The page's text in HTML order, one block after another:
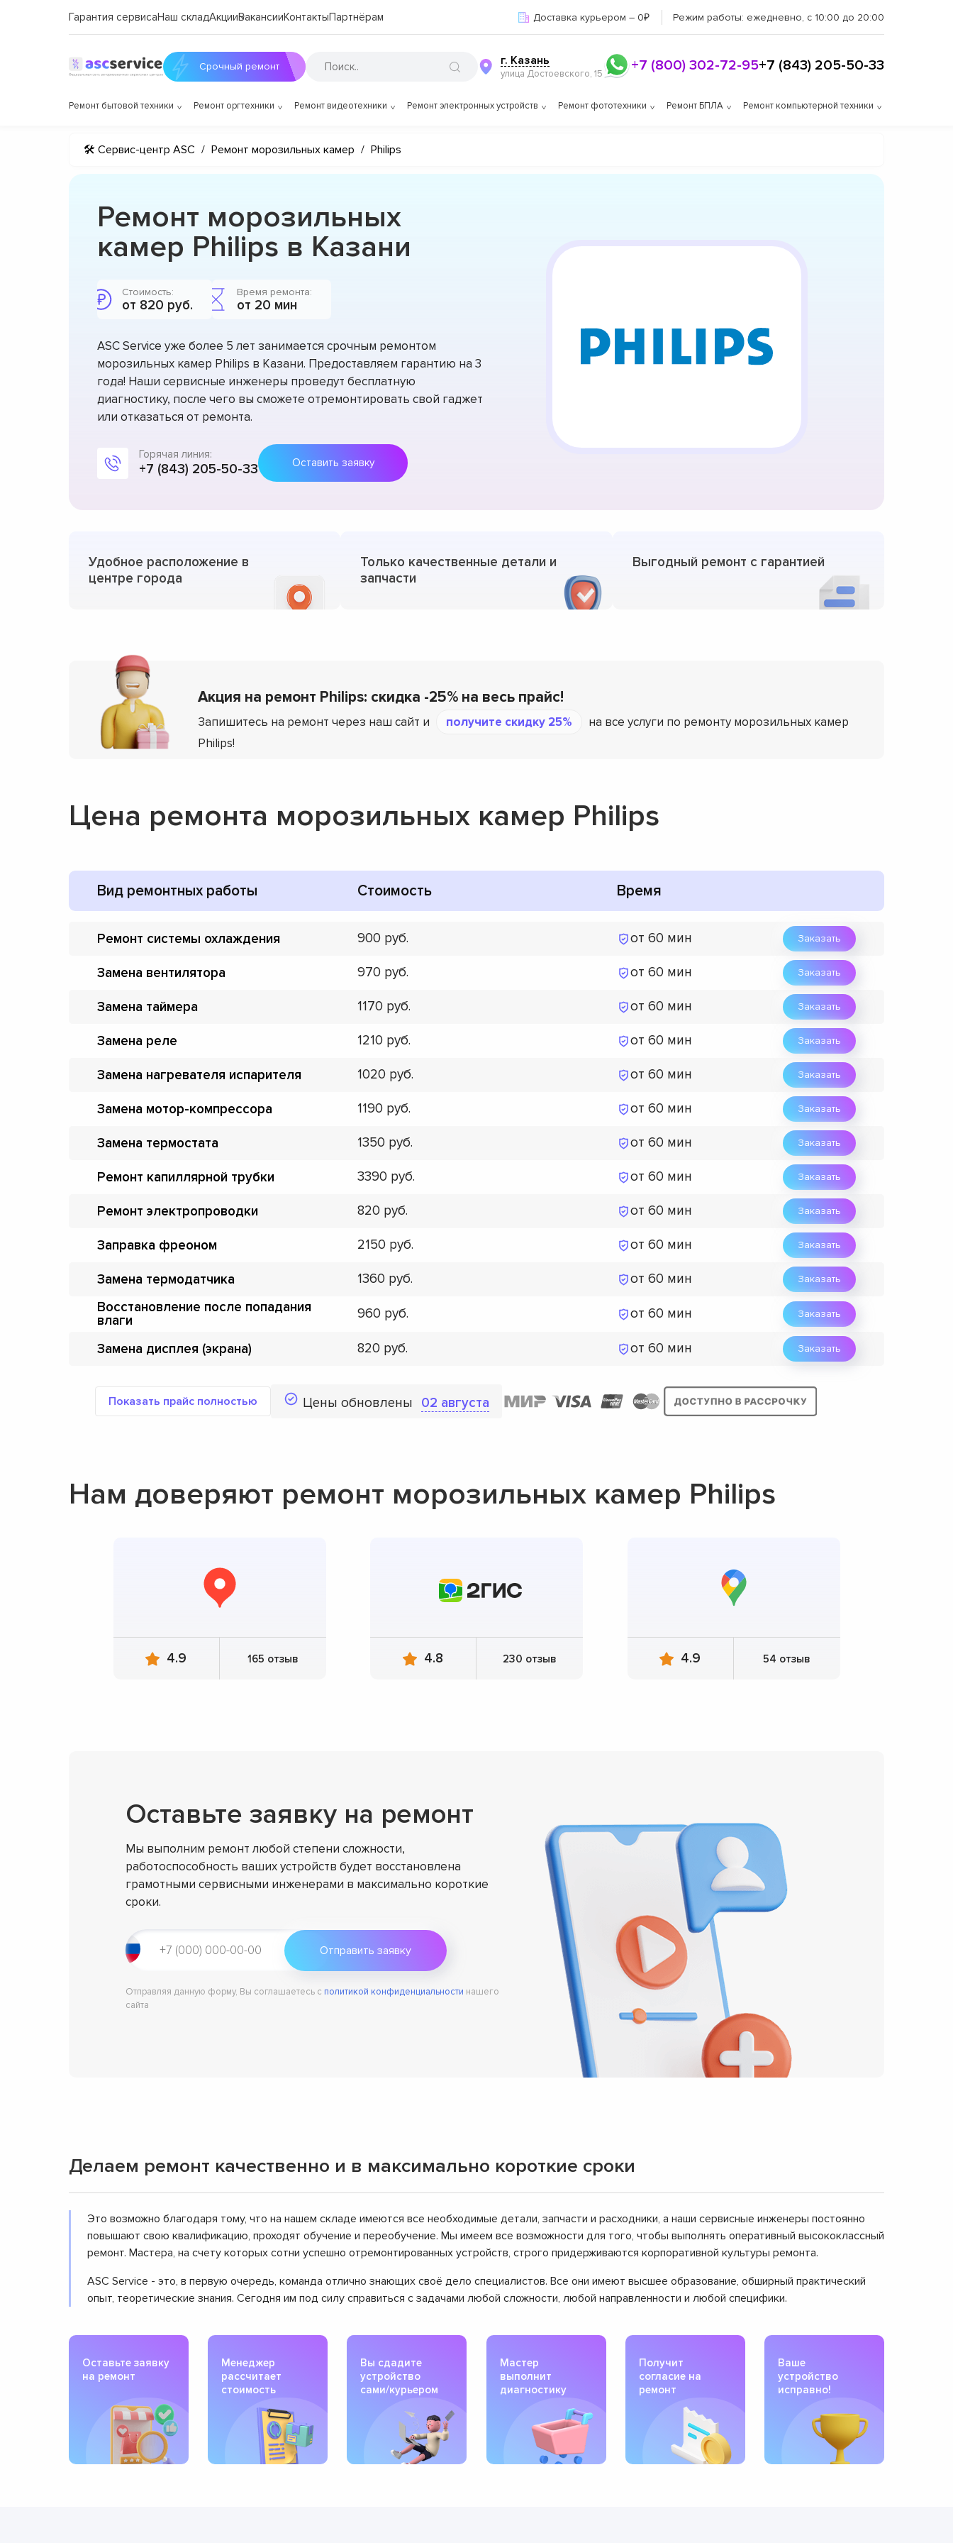
Гарантия сервисаНаш складАкцииВакансииКонтактыПартнёрам Доставка курьером – 0₽ Режим работы: ежедневно, с 10:00 до 20:00
Срочный ремонт г. Казань
улица Достоевского, 15 +7 (800) 302-72-95+7 (843) 205-50-33
Ремонт бытовой техники Ремонт оргтехники Ремонт видеотехники Ремонт электронных устройств Ремонт фототехники Ремонт БПЛА Ремонт компьютерной техники
🛠 Сервис-центр ASC / Ремонт морозильных камер / Philips
Ремонт морозильных
камер Philips в Казани
Стоимость:
от 820 руб.
Время ремонта:
от 20 мин
ASC Service уже более 5 лет занимается срочным ремонтом
морозильных камер Philips в Казани. Предоставляем гарантию на 3
года! Наши сервисные инженеры проведут бесплатную
диагностику, после чего вы сможете отремонтировать свой гаджет
или отказаться от ремонта.
Горячая линия:
+7 (843) 205-50-33 Оставить заявку
Удобное расположение в
центре города
Только качественные детали и
запчасти
Выгодный ремонт с гарантией
Акция на ремонт Philips: скидка -25% на весь прайс!
Запишитесь на ремонт через наш сайт и получите скидку 25%
на все услуги по ремонту морозильных камер
Philips!
Цена ремонта морозильных камер Philips
Вид ремонтных работы Стоимость Время
Ремонт системы охлаждения 900 от 60 мин Заказать
Замена вентилятора 970 от 60 мин Заказать
Замена таймера 1170 от 60 мин Заказать
Замена реле 1210 от 60 мин Заказать
Замена нагревателя испарителя 1020 от 60 мин Заказать
Замена мотор-компрессора 1190 от 60 мин Заказать
Замена термостата 1350 от 60 мин Заказать
Ремонт капиллярной трубки 3390 от 60 мин Заказать
Ремонт электропроводки 820 от 60 мин Заказать
Заправка фреоном 2150 от 60 мин Заказать
Замена термодатчика 1360 от 60 мин Заказать
Восстановление после попадания
влаги
960 от 60 мин Заказать
Замена дисплея (экрана) 820 от 60 мин Заказать
Показать прайс полностью Цены обновлены 02 августа
Нам доверяют ремонт морозильных камер Philips
4.9 165 отзыв 4.8 230 отзыв 4.9 54 отзыв
Оставьте заявку на ремонт
Мы выполним ремонт любой степени сложности,
работоспособность ваших устройств будет восстановлена
грамотными сервисными инженерами в максимально короткие
сроки.
Отправляя данную форму, Вы соглашаетесь с политикой конфиденциальности нашего
сайта
Делаем ремонт качественно и в максимально короткие сроки
Это возможно благодаря тому, что на нашем складе имеются все необходимые детали, запчасти и расходники, а наши сервисные инженеры постоянно
повышают свою квалификацию, проходят обучение и переобучение. Мы имеем все возможности для того, чтобы выполнять оперативный высококлассный
ремонт. Мастера, на счету которых сотни успешно отремонтированных устройств, строго придерживаются корпоративной культуры ремонта.
ASC Service - это, в первую очередь, команда отлично знающих своё дело специалистов. Все они имеют высшее образование, обширный практический
опыт, теоретические знания. Сегодня им под силу справиться с задачами любой сложности, любой направленности и любой специфики.
Оставьте заявку
на ремонт
Менеджер
рассчитает
стоимость
Вы сдадите
устройство
сами/курьером
Мастер
выполнит
диагностику
Получит
согласие на
ремонт
Ваше
устройство
исправно!